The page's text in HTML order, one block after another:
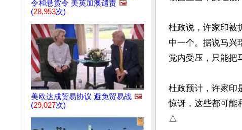
令和悬赏令 美英加澳谴责 🖼️
(28,953次)
美欧达成贸易协议 避免贸易战 🖼️
(29,027次)
杜政说，许家印被
中一个。据说马兴
党内受压，只能把
杜政预计，许家印
惊讶，这些都可能
△